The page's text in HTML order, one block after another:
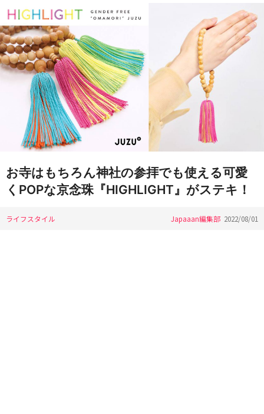
お寺はもちろん神社の参拝でも使える可愛
くPOPな京念珠『HIGHLIGHT』がステキ！
ライフスタイル Japaaan編集部 2022/08/01